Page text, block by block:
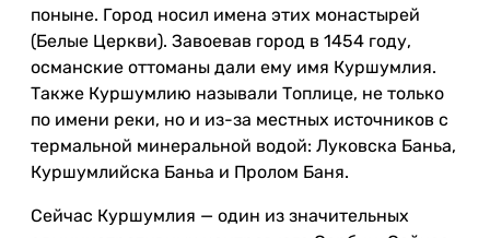
поныне. Город носил имена этих монастырей
(Белые Церкви). Завоевав город в 1454 году,
османские оттоманы дали ему имя Куршумлия.
Также Куршумлию называли Топлице, не только
по имени реки, но и из-за местных источников с
термальной минеральной водой: Луковска Баньа,
Куршумлийска Баньа и Пролом Баня.
Сейчас Куршумлия — один из значительных